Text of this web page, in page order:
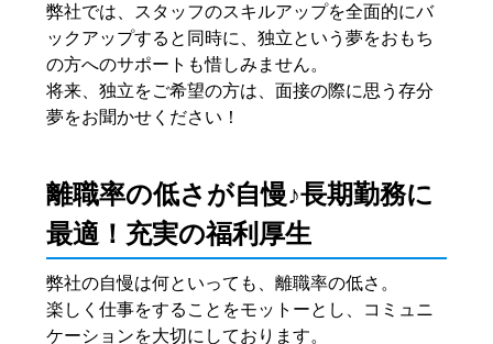
弊社では、スタッフのスキルアップを全面的にバ
ックアップすると同時に、独立という夢をおもち
の方へのサポートも惜しみません。
将来、独立をご希望の方は、面接の際に思う存分
夢をお聞かせください！
離職率の低さが自慢♪長期勤務に
最適！充実の福利厚生
弊社の自慢は何といっても、離職率の低さ。
楽しく仕事をすることをモットーとし、コミュニ
ケーションを大切にしております。